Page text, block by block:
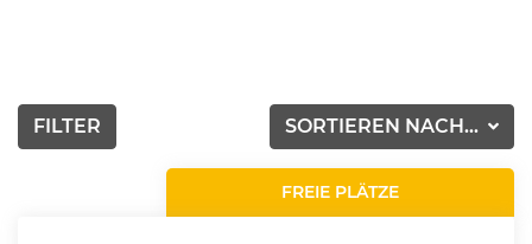
SORTIEREN NACH...
FILTER
FREIE PLÄTZE